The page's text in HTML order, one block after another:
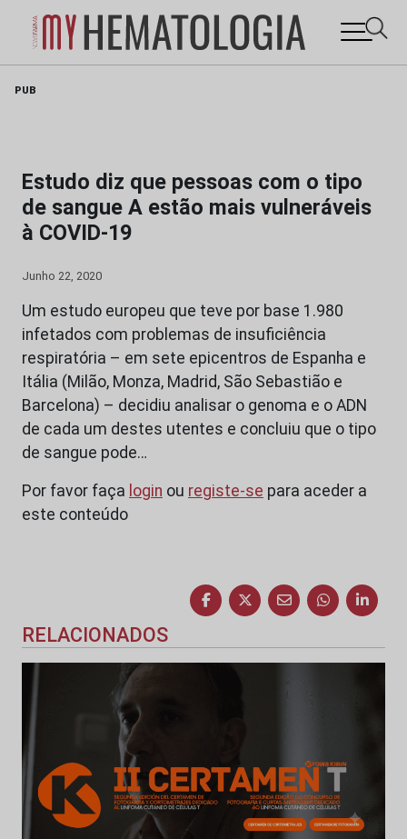
PUB
Estudo diz que pessoas com o tipo
de sangue A estão mais vulneráveis
à COVID-19
Junho 22, 2020
Um estudo europeu que teve por base 1.980
infetados com problemas de insuficiência
respiratória – em sete epicentros de Espanha e
Itália (Milão, Monza, Madrid, São Sebastião e
Barcelona) – decidiu analisar o genoma e o ADN
de cada um destes utentes e concluiu que o tipo
de sangue pode…
Por favor faça login ou registe-se para aceder a
este conteúdo
RELACIONADOS